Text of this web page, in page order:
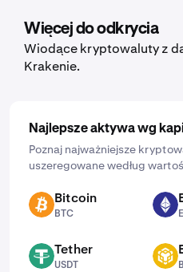
Więcej do odkrycia
Wiodące kryptowaluty z
Krakenie.
Najlepsze aktywa wg
Poznaj najważniejsze
uszeregowane według
BTC Bitcoin
BTC
ETH
USDT Tether
USDT
BNB